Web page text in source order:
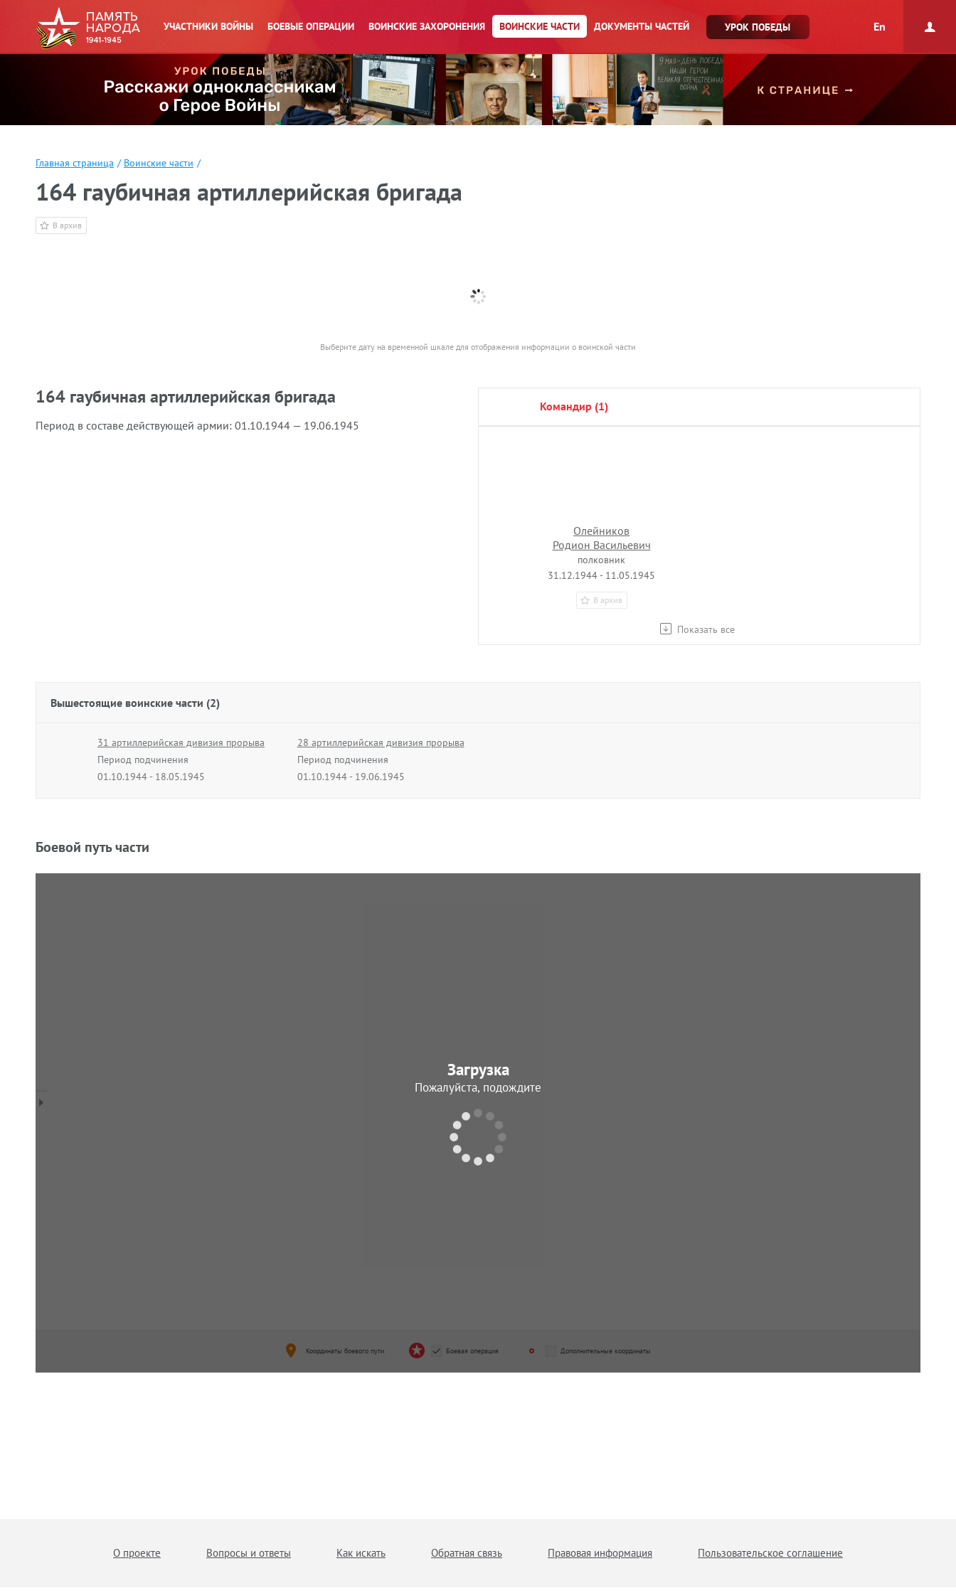
УЧАСТНИКИ ВОЙНЫ БОЕВЫЕ ОПЕРАЦИИ ВОИНСКИЕ ЗАХОРОНЕНИЯ ВОИНСКИЕ ЧАСТИ ДОКУМЕНТЫ ЧАСТЕЙ УРОК ПОБЕДЫ En
Главная страница / Воинские части /
164 гаубичная артиллерийская бригада
В архив
Выберите дату на временной шкале для отображения информации о воинской части
164 гаубичная артиллерийская бригада
Период в составе действующей армии: 01.10.1944 — 19.06.1945
командир (1)
Показать все
Олейников
Родион Васильевич
полковник
31.12.1944 - 11.05.1945
В архив
Вышестоящие воинские части (2)
31 артиллерийская дивизия прорыва
Период подчинения
01.10.1944 - 18.05.1945
28 артиллерийская дивизия прорыва
Период подчинения
01.10.1944 - 19.06.1945
Боевой путь части
Координаты боевого пути Боевая операция Дополнительные координаты
Загрузка
Пожалуйста, подождите
О проекте Вопросы и ответы Как искать Обратная связь Правовая информация Пользовательское соглашение